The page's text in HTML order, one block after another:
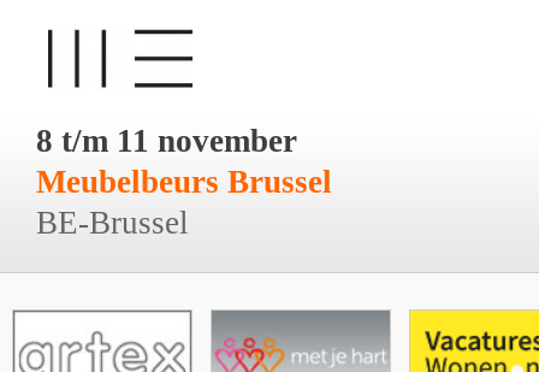
8 t/m 11 november
Meubelbeurs Brussel
BE-Brussel